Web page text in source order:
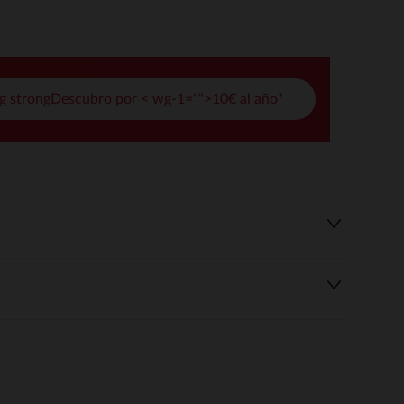
strongDescubro por < wg-1="">10€ al año*